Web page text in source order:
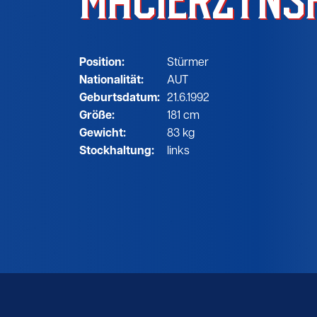
Position:
Nationalität:
Geburtsdatum:
Größe:
Gewicht:
Stockhaltung:
Stürmer
AUT
21.6.1992
181 cm
83 kg
links